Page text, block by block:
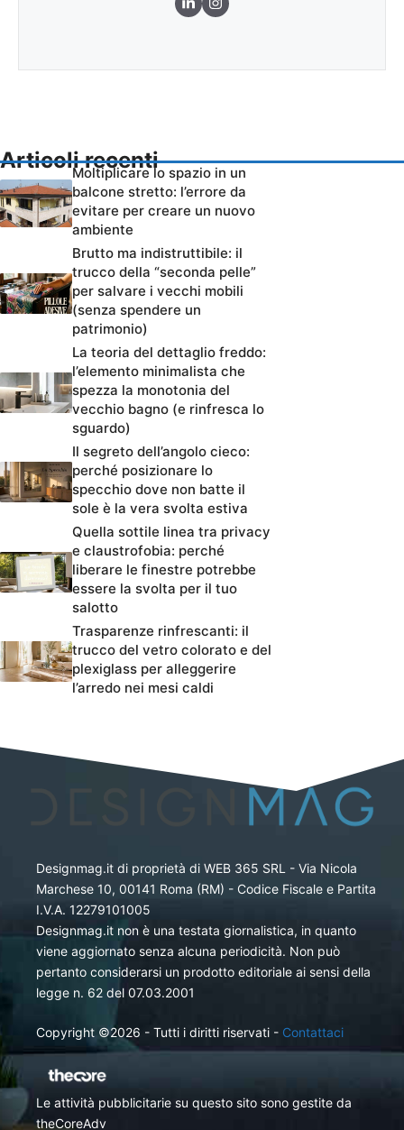
Articoli recenti
Moltiplicare lo spazio in un
balcone stretto: l’errore da
evitare per creare un nuovo
ambiente
Brutto ma indistruttibile: il
trucco della “seconda pelle”
per salvare i vecchi mobili
(senza spendere un
patrimonio)
La teoria del dettaglio freddo:
l’elemento minimalista che
spezza la monotonia del
vecchio bagno (e rinfresca lo
sguardo)
Il segreto dell’angolo cieco:
perché posizionare lo
specchio dove non batte il
sole è la vera svolta estiva
Quella sottile linea tra privacy
e claustrofobia: perché
liberare le finestre potrebbe
essere la svolta per il tuo
salotto
Trasparenze rinfrescanti: il
trucco del vetro colorato e del
plexiglass per alleggerire
l’arredo nei mesi caldi
Designmag.it di proprietà di WEB 365 SRL - Via Nicola
Marchese 10, 00141 Roma (RM) - Codice Fiscale e Partita
I.V.A. 12279101005
Designmag.it non è una testata giornalistica, in quanto
viene aggiornato senza alcuna periodicità. Non può
pertanto considerarsi un prodotto editoriale ai sensi della
legge n. 62 del 07.03.2001
Copyright ©2026 - Tutti i diritti riservati - Contattaci
Le attività pubblicitarie su questo sito sono gestite da
theCoreAdv